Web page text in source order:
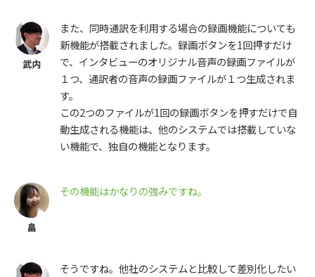
また、同時通訳を利用する場合の録画機能についても
新機能が搭載されました。録画ボタンを1回押すだけ
で、インタビューのオリジナル音声の録画ファイルが
１つ、通訳者の音声の録画ファイルが１つ生成されま
す。
この2つのファイルが1回の録画ボタンを押すだけで自
動生成される機能は、他のシステムでは搭載していな
い機能で、独自の機能となります。
その機能はかなりの強みですね。
そうですね。他社のシステムと比較して差別化したい